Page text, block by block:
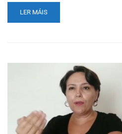
READ
MORE
PETRÓGLIFOS:
LIMA”
LER MÁIS